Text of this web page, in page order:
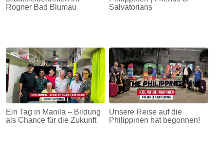
Rogner Bad Blumau
Salvatorians
Ein Tag in Manila – Bildung
als Chance für die Zukunft
Unsere Reise auf die
Philippinen hat begonnen!